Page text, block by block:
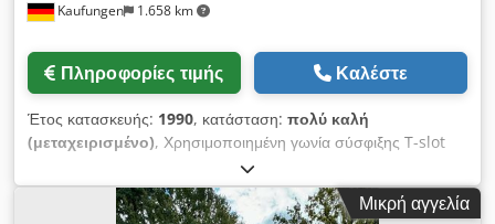
Kaufungen 1.658 km
Πληροφορίες τιμής Καλέστε
Έτος κατασκευής: 1990, κατάσταση: πολύ καλή
(μεταχειρισμένο), Χρησιμοποιημένη γωνία σύσφιξης T-slot
Τεχνικά στοιχεία: Διαστάσεις ύψος 1120 mm πλάτος 320 mm
Πλάτος αυλακιού 20 mm Dedpfx Aiogwxmxscsck με - 7
οριζόντιες εγκοπές Τ μεταχειρισμένο, σε καλή κατάσταση
Μικρή αγγελία